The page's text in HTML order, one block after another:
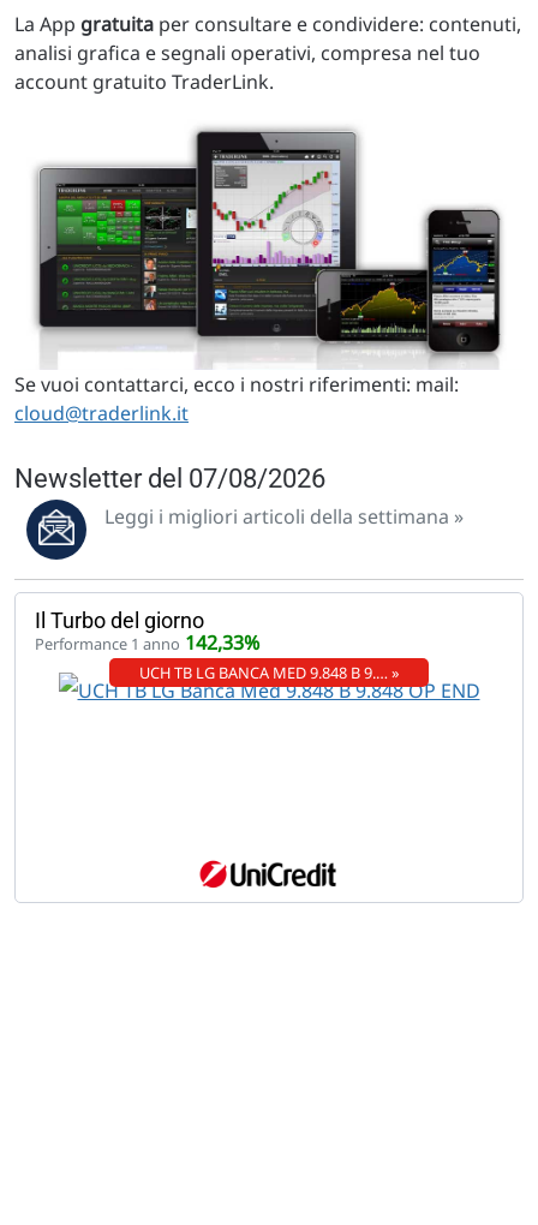
La App gratuita per consultare e condividere: contenuti,
analisi grafica e segnali operativi, compresa nel tuo
account gratuito TraderLink.
Se vuoi contattarci, ecco i nostri riferimenti: mail:
cloud@traderlink.it
Newsletter del 07/08/2026
Leggi i migliori articoli della settimana »
Il Turbo del giorno
Performance 1 anno 142,33%
UCH TB LG BANCA MED 9.848 B 9.… »